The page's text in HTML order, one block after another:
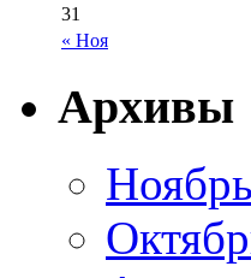
« Ноя
31
Архивы